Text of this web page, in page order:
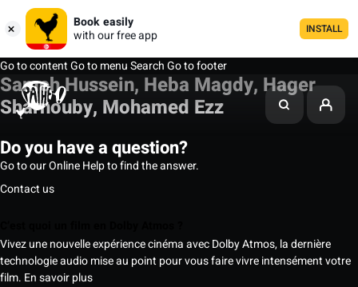
Book easily
with our free app
INSTALL
Go to contentGo to menuSearchGo to footer
Sameh Hussein, Heba Magdy, Hager
Sharnouby, Mohamed Ezz
Do you have a question?
Go to our Online Help to find the answer.
Contact us
Vivez une nouvelle expérience cinéma avec Dolby Atmos, la dernière
technologie audio mise au point pour vous faire vivre intensément votre
film. En savoir plus